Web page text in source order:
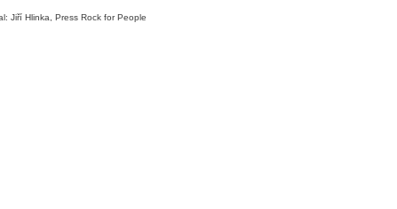
Jiří Hlinka, Press Rock for People